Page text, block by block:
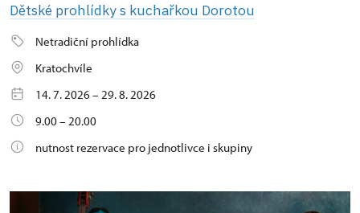
Dětské prohlídky s kuchařkou Dorotou
Netradiční prohlídka
Kratochvíle
14. 7. 2026 – 29. 8. 2026
9.00 – 20.00
nutnost rezervace pro jednotlivce i skupiny